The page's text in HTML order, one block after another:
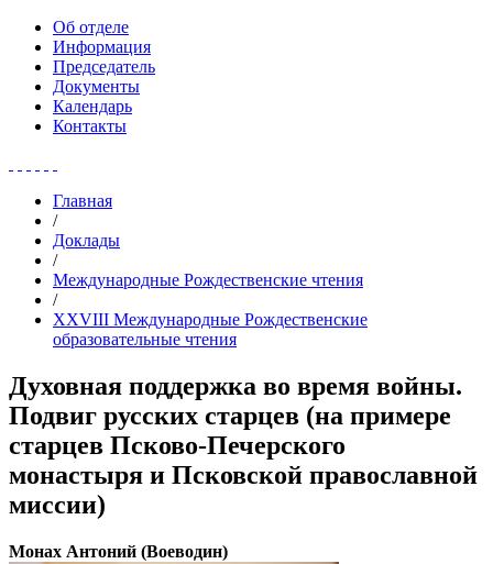
Об отделе
Информация
Председатель
Документы
Календарь
Контакты
Главная
/
Доклады
/
Международные Рождественские чтения
/
XXVIII Международные Рождественские
образовательные чтения
Духовная поддержка во время войны.
Подвиг русских старцев (на примере
старцев Псково-Печерского
монастыря и Псковской православной
миссии)
Монах Антоний (Воеводин)